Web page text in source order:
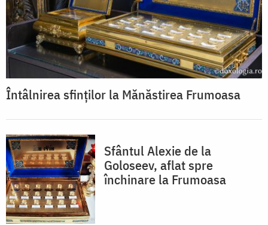
Întâlnirea sfinților la Mănăstirea Frumoasa
Sfântul Alexie de la
Goloseev, aflat spre
închinare la Frumoasa